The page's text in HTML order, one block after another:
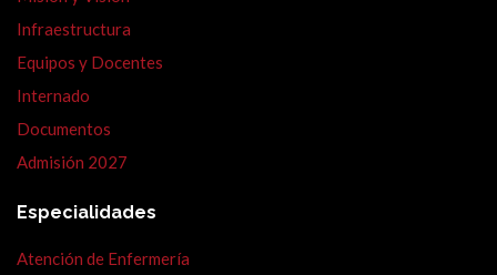
Infraestructura
Equipos y Docentes
Internado
Documentos
Admisión 2027
Especialidades
Atención de Enfermería